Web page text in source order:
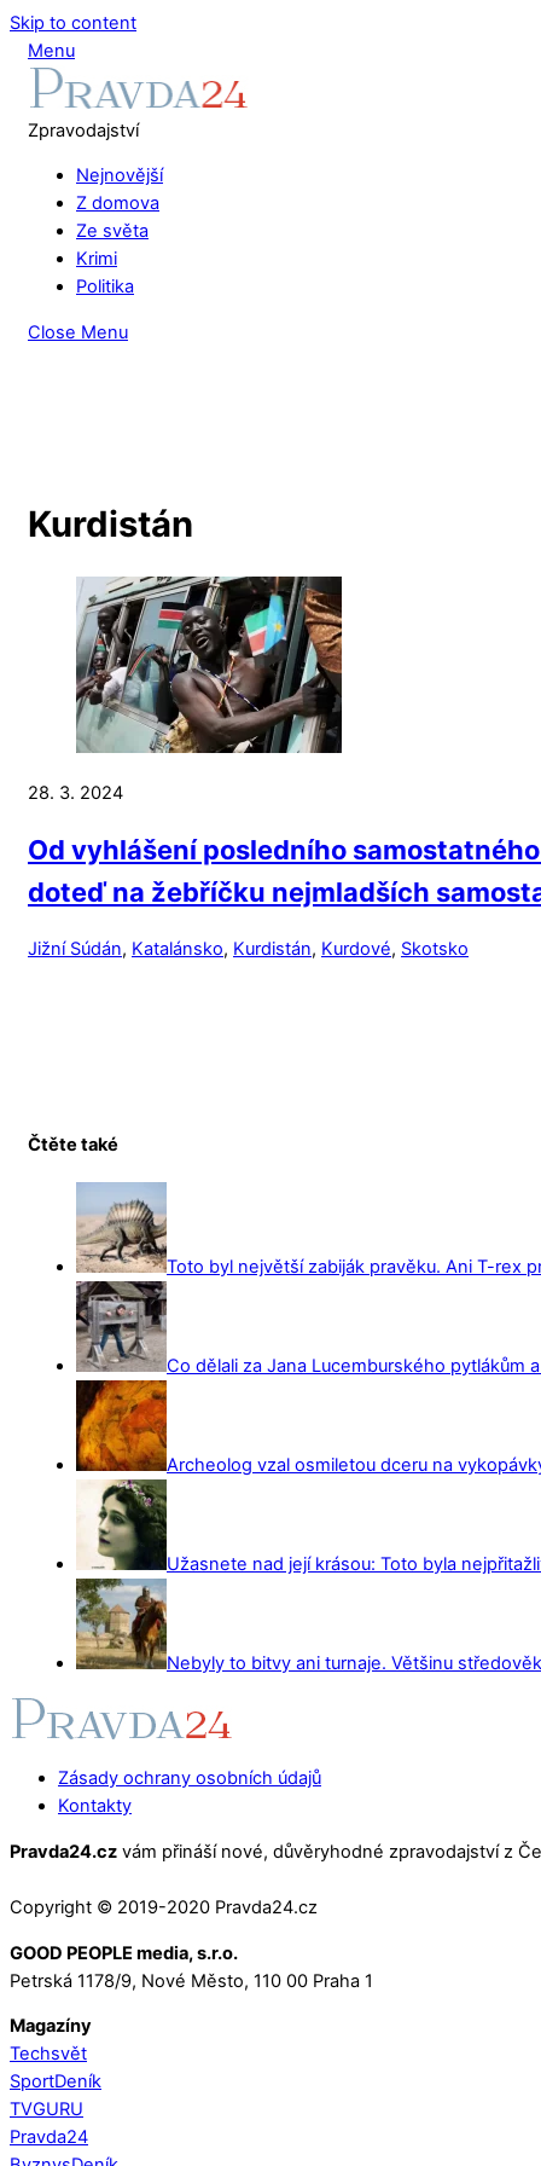
Skip to content
Menu
Zpravodajství
Nejnovější
Z domova
Ze světa
Krimi
Politika
Close Menu
Kurdistán
28. 3. 2024
Od vyhlášení posledního
doteď na žebříčku nejmladších
Jižní Súdán, Katalánsko, Kurdistán, Kurdové, Skotsko
Čtěte také
Toto byl největší zabiják pravěku. Ani T-rex
Co dělali za Jana Lucemburského pytlákům
Archeolog vzal osmiletou dceru na
Užasnete nad její krásou: Toto byla
Nebyly to bitvy ani turnaje. Většinu
Zásady ochrany osobních údajů
Kontakty
Pravda24.cz vám přináší nové, důvěryhodné zpravodajství z
Copyright © 2019-2020 Pravda24.cz
GOOD PEOPLE media, s.r.o.
Petrská 1178/9, Nové Město, 110 00 Praha 1
Magazíny
Techsvět
SportDeník
TVGURU
Pravda24